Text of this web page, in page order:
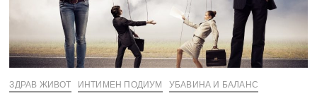
ЗДРАВ ЖИВОТ ИНТИМЕН ПОДИУМ УБАВИНА И БАЛАНС